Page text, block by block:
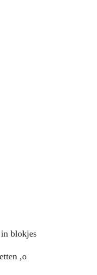
blokjes
,o